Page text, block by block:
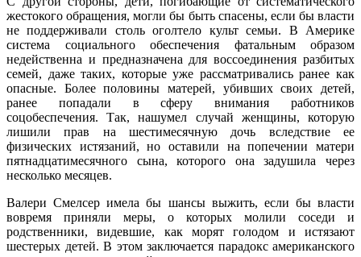
жестокого обращения, могли бы быть спасены, если бы власти
не поддерживали столь оголтело культ семьи. В Америке
система социального обеспечения фатальным образом
недейственна и предназначена для воссоединения разбитых
семей, даже таких, которые уже рассматривались ранее как
опасные. Более половины матерей, убивших своих детей,
ранее попадали в сферу внимания работников
соцобеспечения. Так, нашумел случай женщины, которую
лишили прав на шестимесячную дочь вследствие ее
физических истязаний, но оставили на попечении матери
пятнадцатимесячного сына, которого она задушила через
несколько месяцев.
Валери Смелсер имела бы шансы выжить, если бы власти
вовремя приняли меры, о которых молили соседи и
родственники, видевшие, как морят голодом и истязают
шестерых детей. В этом заключается парадокс американского